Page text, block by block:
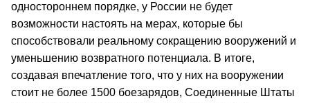
одностороннем порядке, у России не будет
возможности настоять на мерах, которые бы
способствовали реальному сокращению вооружений и
уменьшению возвратного потенциала. В итоге,
создавая впечатление того, что у них на вооружении
стоит не более 1500 боезарядов, Соединенные Штаты